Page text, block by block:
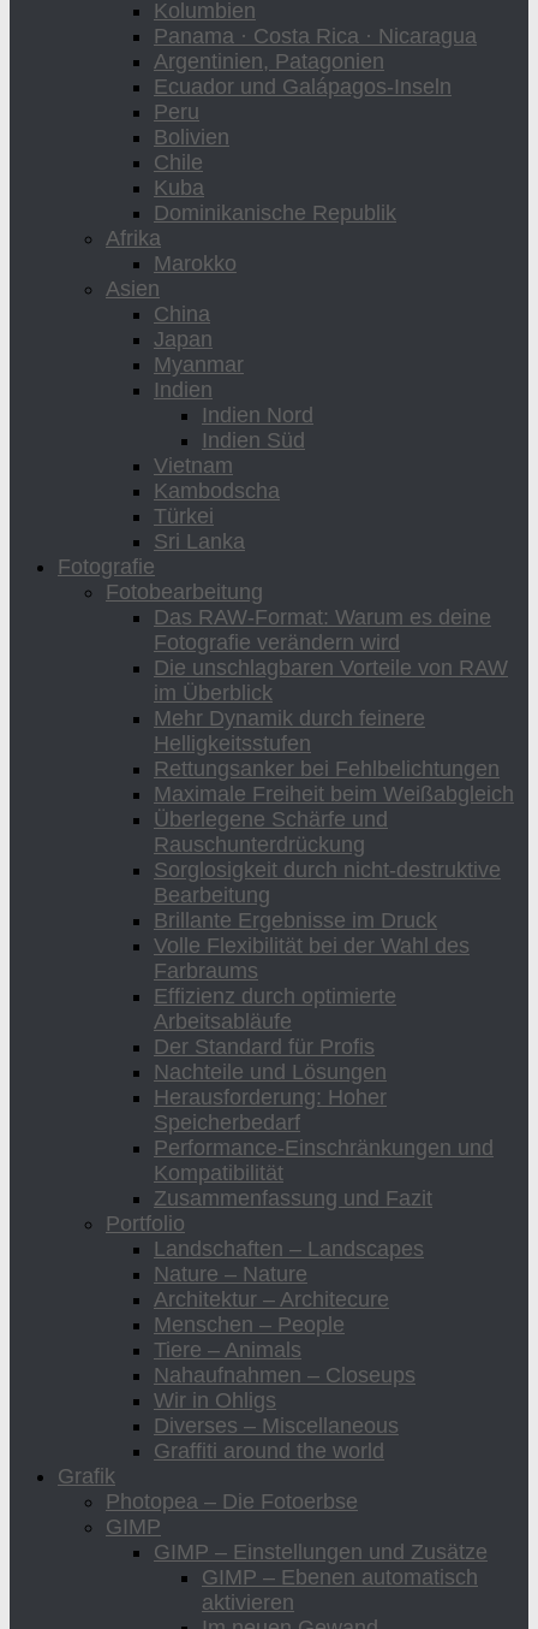
Kolumbien
Panama · Costa Rica · Nicaragua
Argentinien, Patagonien
Ecuador und Galápagos-Inseln
Peru
Bolivien
Chile
Kuba
Dominikanische Republik
Afrika
Marokko
Asien
China
Japan
Myanmar
Indien
Indien Nord
Indien Süd
Vietnam
Kambodscha
Türkei
Sri Lanka
Fotografie
Fotobearbeitung
Das RAW-Format: Warum es deine
Fotografie verändern wird
Die unschlagbaren Vorteile von RAW
im Überblick
Mehr Dynamik durch feinere
Helligkeitsstufen
Rettungsanker bei Fehlbelichtungen
Maximale Freiheit beim Weißabgleich
Überlegene Schärfe und
Rauschunterdrückung
Sorglosigkeit durch nicht-destruktive
Bearbeitung
Brillante Ergebnisse im Druck
Volle Flexibilität bei der Wahl des
Farbraums
Effizienz durch optimierte
Arbeitsabläufe
Der Standard für Profis
Nachteile und Lösungen
Herausforderung: Hoher
Speicherbedarf
Performance-Einschränkungen und
Kompatibilität
Zusammenfassung und Fazit
Portfolio
Landschaften – Landscapes
Nature – Nature
Architektur – Architecure
Menschen – People
Tiere – Animals
Nahaufnahmen – Closeups
Wir in Ohligs
Diverses – Miscellaneous
Graffiti around the world
Grafik
Photopea – Die Fotoerbse
GIMP
GIMP – Einstellungen und Zusätze
GIMP – Ebenen automatisch
aktivieren